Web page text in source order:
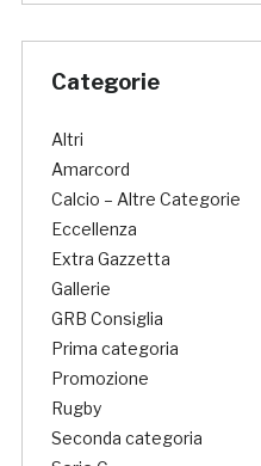
Categorie
Altri
Amarcord
Calcio – Altre Categorie
Eccellenza
Extra Gazzetta
Gallerie
GRB Consiglia
Prima categoria
Promozione
Rugby
Seconda categoria